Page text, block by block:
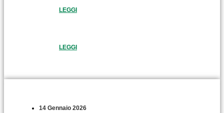
LEGGI
LEGGI
14 Gennaio 2026